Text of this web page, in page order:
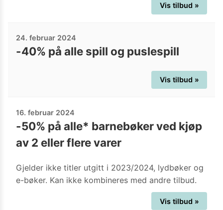
Vis tilbud »
24. februar 2024
-40% på alle spill og puslespill
Vis tilbud »
16. februar 2024
-50% på alle* barnebøker ved kjøp
av 2 eller flere varer
Gjelder ikke titler utgitt i 2023/2024, lydbøker og
e-bøker. Kan ikke kombineres med andre tilbud.
Vis tilbud »